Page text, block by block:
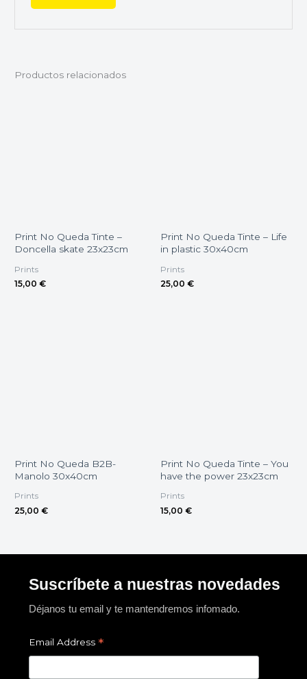
Productos relacionados
Print No Queda Tinte –
Doncella skate 23x23cm
Prints
15,00 €
Print No Queda Tinte – Life
in plastic 30x40cm
Prints
25,00 €
Print No Queda B2B-
Manolo 30x40cm
Prints
25,00 €
Print No Queda Tinte – You
have the power 23x23cm
Prints
15,00 €
Suscríbete a nuestras novedades
Déjanos tu email y te mantendremos infomado.
Email Address *